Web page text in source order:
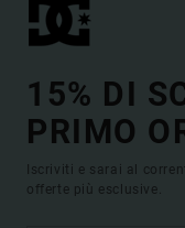
15% DI
PRIMO
Iscriviti e sarai al
offerte più esclusive.